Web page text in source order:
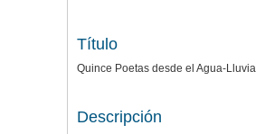
Título
Quince Poetas desde el Agua-Lluvia
Descripción